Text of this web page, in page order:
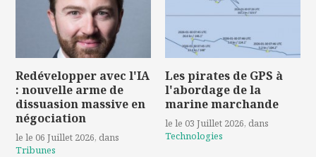
Redévelopper avec l'IA
: nouvelle arme de
dissuasion massive en
négociation
le le 06 Juillet 2026, dans
Tribunes
Les pirates de GPS à
l'abordage de la
marine marchande
le le 03 Juillet 2026, dans
Technologies